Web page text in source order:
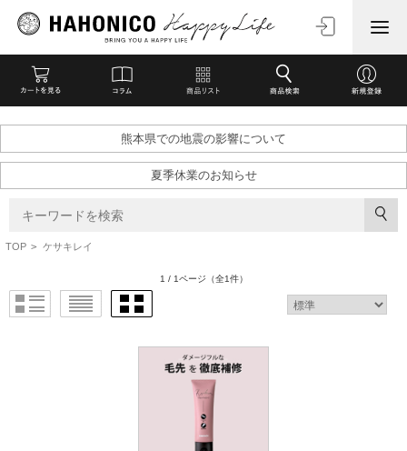
熊本県での地震の影響について
夏季休業のお知らせ
TOP > ケサキレイ
1 / 1ページ （全1件）